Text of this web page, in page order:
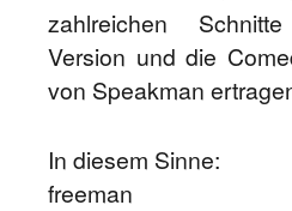
zahlreichen
Version und die
von Speakman
In diesem Sinne:
freeman